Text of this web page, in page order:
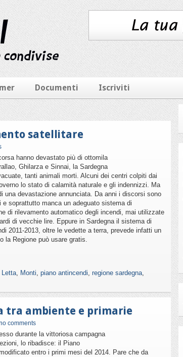
Documenti Iscriviti
satellitare
hanno devastato più di ottomila
Ghilarza e Sinnai, la Sardegna
tanti animali morti. Alcuni dei centri colpiti dai
lo stato di calamità naturale e gli indennizzi. Ma
una devastazione annunciata. Da anni i discorsi sono
soprattutto manca un adeguato sistema di
di rilevamento automatico degli incendi, mai utilizzate
di vecchie lire. Eppure in Sardegna il sistema di
2011-2013, oltre le vedette a terra, prevede infatti un
la Regione può usare gratis.
Letta, Monti, piano antincendi, regione sardegna,
tra ambiente e primarie
comments
durante la vittoriosa campagna
lo ribadisce: il Piano
entro i primi mesi del 2014. Pare che da